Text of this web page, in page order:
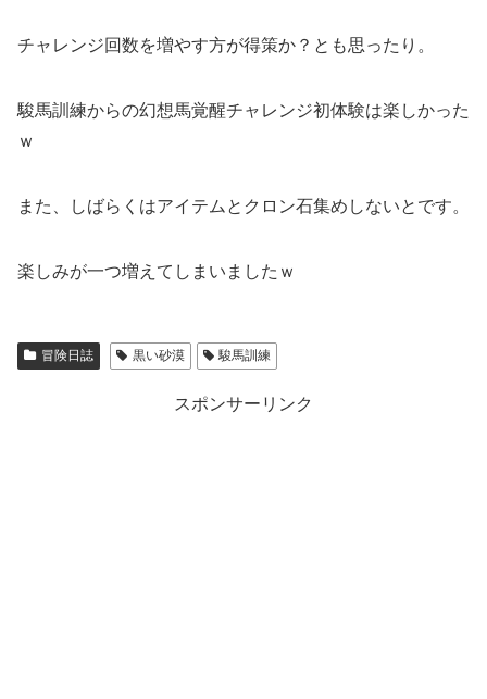
チャレンジ回数を増やす方が得策か？とも思ったり。
駿馬訓練からの幻想馬覚醒チャレンジ初体験は楽しかった
ｗ
また、しばらくはアイテムとクロン石集めしないとです。
楽しみが一つ増えてしまいましたｗ
冒険日誌 黒い砂漠 駿馬訓練
スポンサーリンク